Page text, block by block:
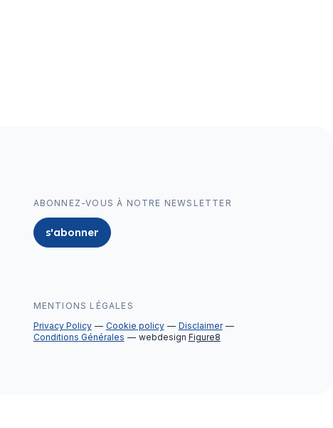
ABONNEZ-VOUS À NOTRE NEWSLETTER
s'abonner
MENTIONS LÉGALES
Privacy Policy
Cookie policy
Disclaimer
Conditions Générales
webdesign Figure8